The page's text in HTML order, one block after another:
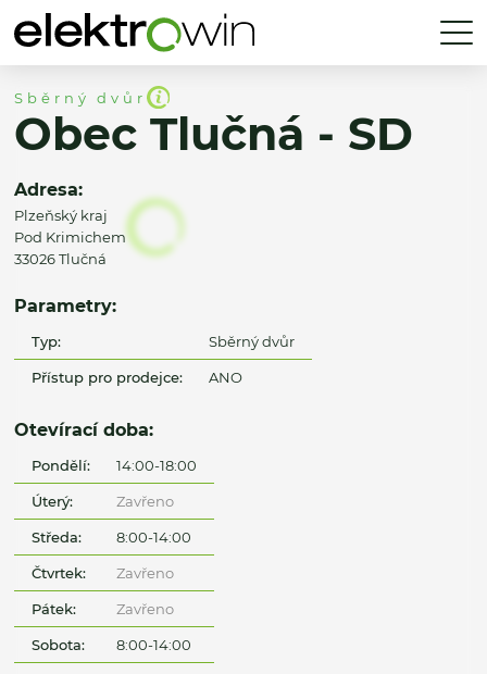
Sběrný dvůr
Obec Tlučná - SD
Adresa:
Plzeňský kraj
Pod Krimichem
33026 Tlučná
Parametry:
Typ: Sběrný dvůr
Přístup pro prodejce: ANO
Otevírací doba:
Pondělí: 14:00-18:00
Úterý: Zavřeno
Středa: 8:00-14:00
Čtvrtek: Zavřeno
Pátek: Zavřeno
Sobota: 8:00-14:00